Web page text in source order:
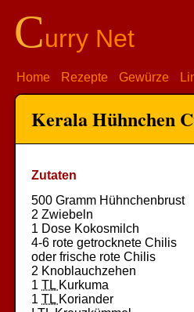
Curry Net
Home Rezepte Gewürze
Kerala Hühnchen
Zutaten
500 Gramm Hühnchenbrust
2 Zwiebeln
1 Dose Kokosmilch
4-6 rote getrocknete Chilis
oder frische rote Chilis
2 Knoblauchzehen
1 TL Kurkuma
1 TL Koriander